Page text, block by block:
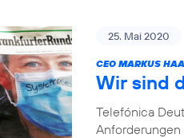
25. Mai 2020
CEO MARKUS
Wir sind
Telefónica
Anforderungen